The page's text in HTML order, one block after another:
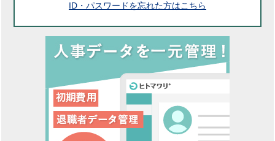
ID・パスワードを忘れた方はこちら